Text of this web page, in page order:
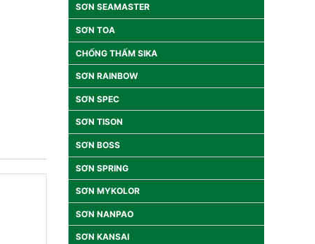
SƠN SEAMASTER
SƠN TOA
CHỐNG THẤM SIKA
SƠN RAINBOW
SƠN SPEC
SƠN TISON
SƠN BOSS
SƠN SPRING
SƠN MYKOLOR
SƠN NANPAO
SƠN KANSAI